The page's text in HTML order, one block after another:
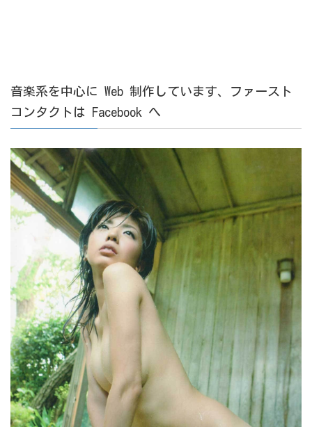
音楽系を中心に Web 制作しています、ファースト
コンタクトは Facebook へ